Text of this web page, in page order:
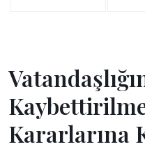
Kararlarına